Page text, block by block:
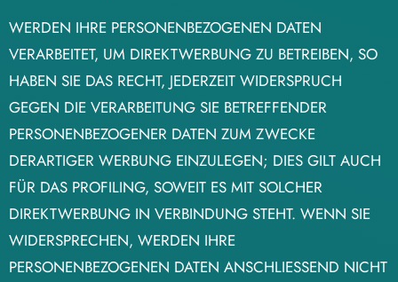
WERDEN IHRE PERSONENBEZOGENEN DATEN
VERARBEITET, UM DIREKTWERBUNG ZU BETREIBEN, SO
HABEN SIE DAS RECHT, JEDERZEIT WIDERSPRUCH
GEGEN DIE VERARBEITUNG SIE BETREFFENDER
PERSONENBEZOGENER DATEN ZUM ZWECKE
DERARTIGER WERBUNG EINZULEGEN; DIES GILT AUCH
FÜR DAS PROFILING, SOWEIT ES MIT SOLCHER
DIREKTWERBUNG IN VERBINDUNG STEHT. WENN SIE
WIDERSPRECHEN, WERDEN IHRE
PERSONENBEZOGENEN DATEN ANSCHLIESSEND NICHT